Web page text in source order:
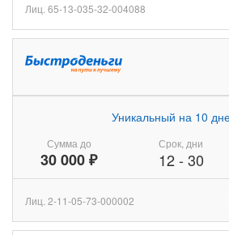
Лиц. 65-13-035-32-004088
Сумма до
30 000 ₽
Уникальный на 10
Срок, дни
12- 30
Лиц. 2-11-05-73-000002